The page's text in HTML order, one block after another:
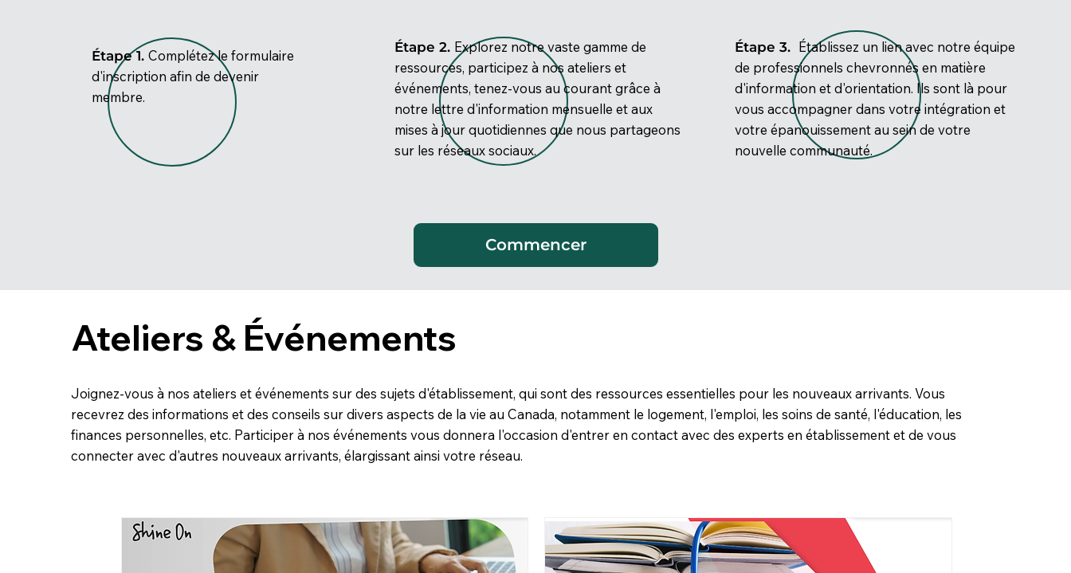
Étape 1. Complétez le formulaire
d'inscription afin de devenir
membre.
Étape 2. Explorez notre vaste gamme de
ressources, participez à nos ateliers et
événements, tenez-vous au courant grâce à
notre lettre d'information mensuelle et aux
mises à jour quotidiennes que nous partageons
sur les réseaux sociaux.
Étape 3. Établissez un lien avec notre équipe
de professionnels chevronnés en matière
d'information et d'orientation. Ils sont là pour
vous accompagner dans votre intégration et
votre épanouissement au sein de votre
nouvelle communauté.
Commencer
Ateliers & Événements
Joignez-vous à nos ateliers et événements sur des sujets d'établissement, qui sont des ressources essentielles pour les nouveaux arrivants. Vous
recevrez des informations et des conseils sur divers aspects de la vie au Canada, notamment le logement, l'emploi, les soins de santé, l'éducation, les
finances personnelles, etc. Participer à nos événements vous donnera l'occasion d'entrer en contact avec des experts en établissement et de vous
connecter avec d'autres nouveaux arrivants, élargissant ainsi votre réseau.